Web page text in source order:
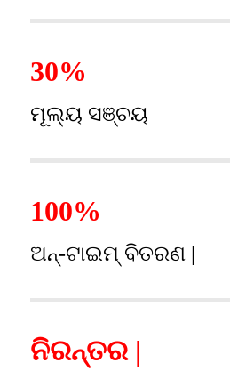
30%
ମୂଲ୍ୟ ସଞ୍ଚୟ
100%
ଅନ୍-ଟାଇମ୍ ବିତରଣ |
ନିରନ୍ତର |